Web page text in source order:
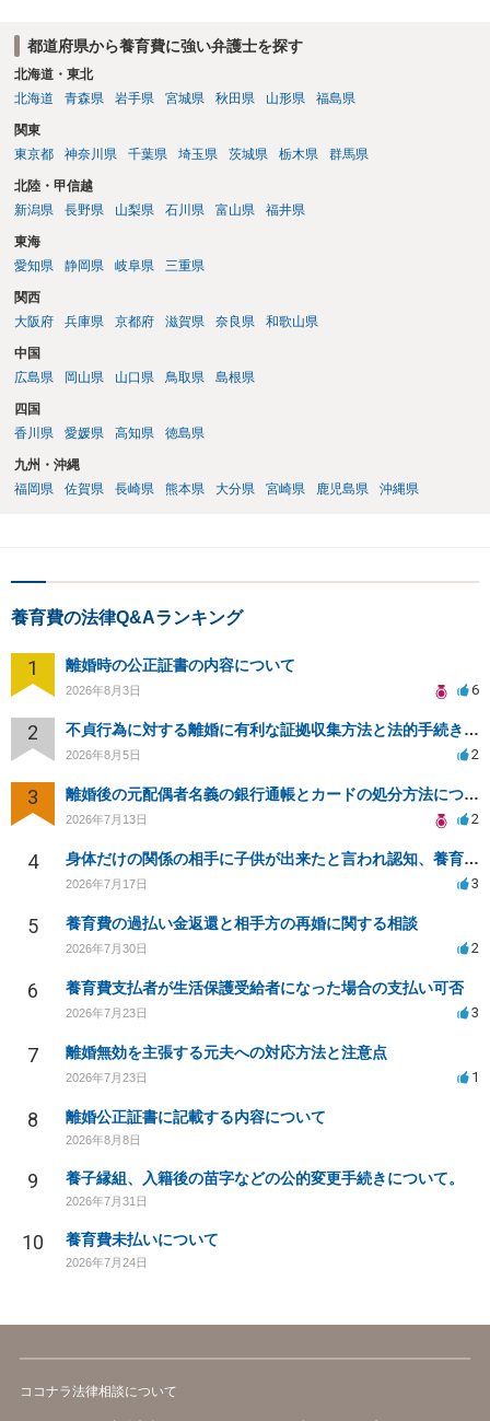
都道府県から養育費に強い弁護士を探す
北海道・東北
北海道
青森県 岩手県 宮城県 秋田県 山形県 福島県
関東
東京都
神奈川県 千葉県 埼玉県 茨城県 栃木県 群馬県
北陸・甲信越
新潟県
長野県 山梨県 石川県 富山県 福井県
東海
愛知県
静岡県 岐阜県 三重県
関西
大阪府
兵庫県 京都府 滋賀県 奈良県 和歌山県
中国
広島県
岡山県 山口県 鳥取県 島根県
四国
香川県
愛媛県 高知県 徳島県
九州・沖縄
福岡県
佐賀県 長崎県 熊本県 大分県 宮崎県 鹿児島県 沖縄県
養育費の法律Q&Aランキング
1 離婚時の公正証書の内容について
2026年8月3日 6
2 不貞行為に対する離婚に有利な証拠収集方法と法的手続きについて
2026年8月5日 2
3 離婚後の元配偶者名義の銀行通帳とカードの処分方法について
2026年7月13日 2
4 身体だけの関係の相手に子供が出来たと言われ認知、養育費を要求されているが自身の子供か分からない
2026年7月17日 3
5 養育費の過払い金返還と相手方の再婚に関する相談
2026年7月30日 2
6 養育費支払者が生活保護受給者になった場合の支払い可否
2026年7月23日 3
7 離婚無効を主張する元夫への対応方法と注意点
2026年7月23日 1
8 離婚公正証書に記載する内容について
2026年8月8日
9 養子縁組、入籍後の苗字などの公的変更手続きについて。
2026年7月31日
10 養育費未払いについて
2026年7月24日
ココナラ法律相談について